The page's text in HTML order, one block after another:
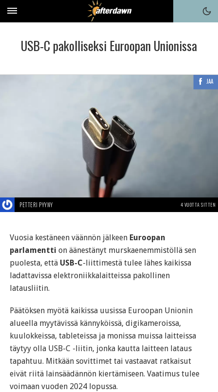
USB-C pakolliseksi Euroopan Unionissa
JAA
PETTERI PYYNY 4 VUOTTA SITTEN
Vuosia kestäneen väännön jälkeen Euroopan
parlamentti on äänestänyt murskaenemmistöllä sen
puolesta, että USB-C-liittimestä tulee lähes kaikissa
ladattavissa elektroniikkalaitteissa pakollinen
latausliitin.
Päätöksen myötä kaikissa uusissa Euroopan Unionin
alueella myytävissä kännyköissä, digikameroissa,
kuulokkeissa, tableteissa ja monissa muissa laitteissa
täytyy olla USB-C -liitin, jonka kautta laitteen lataus
tapahtuu. Mitkään sovittimet tai vastaavat ratkaisut
eivät riitä lainsäädännön kiertämiseen. Vaatimus tulee
voimaan vuoden 2024 lopussa.